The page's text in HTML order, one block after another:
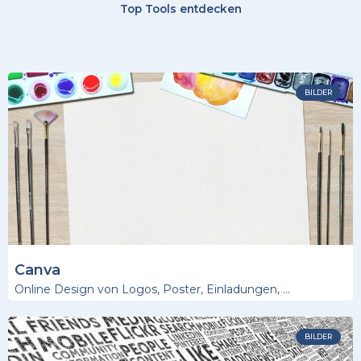
Top Tools entdecken
BILDER
Canva
Online Design von Logos, Poster, Einladungen, …
BILDER